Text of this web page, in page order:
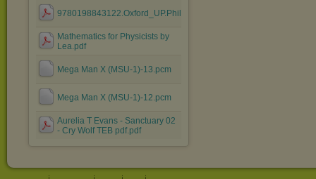
9780198843122.Oxford_UP.Philosophy_of_Psychedelics.Let....pdf
Mathematics for Physicists by
Lea.pdf
Mega Man X (MSU-1)-13.pcm
Mega Man X (MSU-1)-12.pcm
Aurelia T Evans - Sanctuary 02
- Cry Wolf TEB pdf.pdf